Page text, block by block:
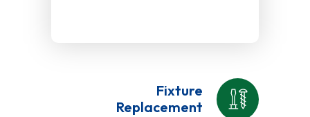
Fixture
Replacement